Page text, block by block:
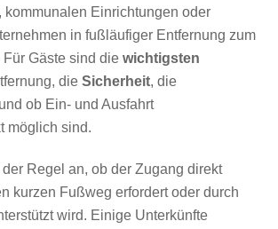
kommunalen Einrichtungen oder
in fußläufiger Entfernung zum
Für Gäste sind diewichtigsten
dieSicherheit, die
ob Ein- und Ausfahrt
möglich sind.
Regel an, ob der Zugang direkt
kurzen Fußweg erfordert oder durch
wird. Einige Unterkünfte